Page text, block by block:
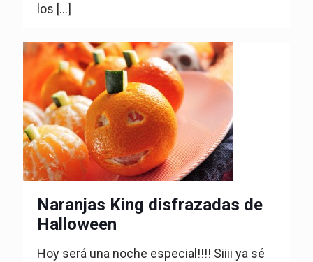
los […]
Naranjas King disfrazadas de
Halloween
Hoy será una noche especial!!!! Siiii ya sé